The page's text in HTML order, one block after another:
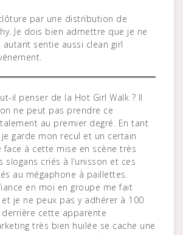
par une distribution de
Je dois bien admettre que je ne
autant sentie aussi clean girl
il penser de la Hot Girl Walk ? Il
ne peut pas prendre ce
au premier degré. En tant
je garde mon recul et un certain
face à cette mise en scène très
slogans criés à l’unisson et ces
au mégaphone à paillettes.
en moi en groupe me fait
je ne peux pas y adhérer à 100
derrière cette apparente
très bien huilée se cache une